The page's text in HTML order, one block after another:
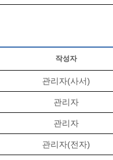
작성자
관리자(사서)
관리자
관리자
관리자(전자)